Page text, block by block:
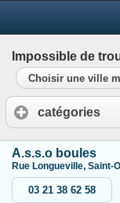
Impossible de
Choisir une ville
catégories
A.s.s.o boules
Rue Longueville, Saint-
03 21 38 62 58